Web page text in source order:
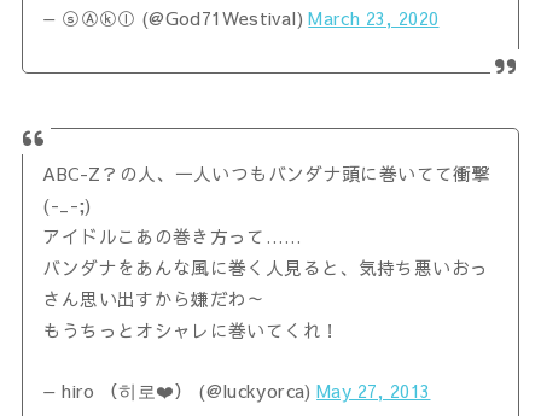
— ⓢⒶⓚⒾ (@God71Westival)March 23, 2020
ABC-Z？の人、一人いつもバンダナ頭に巻いてて衝撃
(-_-;)
アイドルこあの巻き方って……
バンダナをあんな風に巻く人見ると、気持ち悪いおっ
さん思い出すから嫌だわ～
もうちっとオシャレに巻いてくれ！
— hiro （히로❤️） (@luckyorca)May 27, 2013